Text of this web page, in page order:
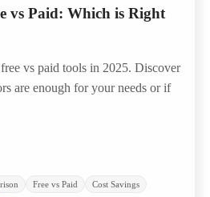
vs Paid: Which is Right
vs paid tools in 2025. Discover
are enough for your needs or if
Free vs Paid Cost Savings